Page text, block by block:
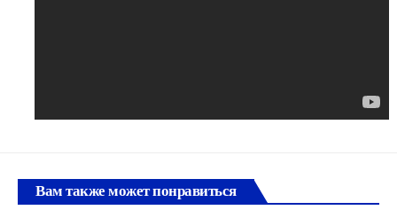
Вам также может понравиться